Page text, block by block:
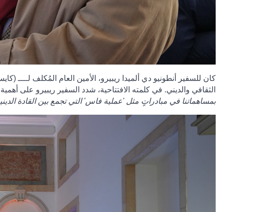
كان للسفير أنطونيو دي ألميدا ريبيرو، الأمين العام المُكلف
الثقافي والديني. في كلمته الافتتاحية، شدد السفير ريبيرو على
بمساهماتنا في مبادراتٍ مثل 'عملية فاس' التي تجمع بين القادة